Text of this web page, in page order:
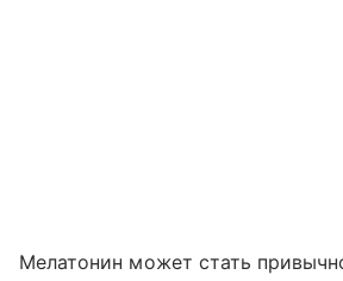
Мелатонин может стать